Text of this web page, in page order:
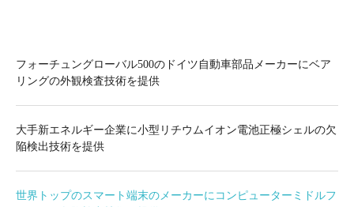
フォーチュングローバル500のドイツ自動車部品メーカーにベア
リングの外観検査技術を提供
大手新エネルギー企業に小型リチウムイオン電池正極シェルの欠
陥検出技術を提供
世界トップのスマート端末のメーカーにコンピューターミドルフ